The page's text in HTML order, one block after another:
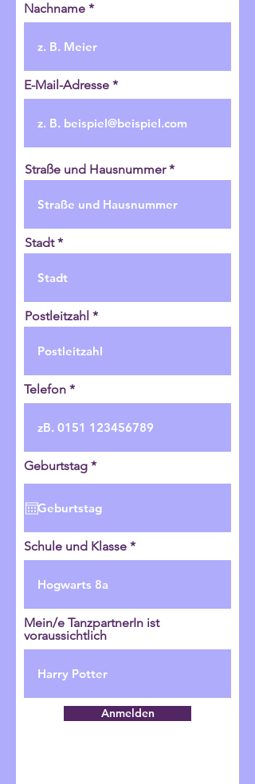
Nachname
E-Mail-Adresse
Straße und Hausnummer
Stadt
Postleitzahl
Telefon
Geburtstag *r
u
i
r
e
d
Schule und Klasse
Mein/e TanzpartnerIn ist
voraussichtlich
Anmelden